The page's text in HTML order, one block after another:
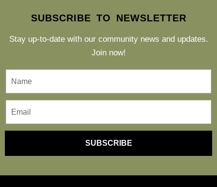
SUBSCRIBE TO NEWSLETTER
Stay up-to-date with our community news and updates.
Join now!
SUBSCRIBE